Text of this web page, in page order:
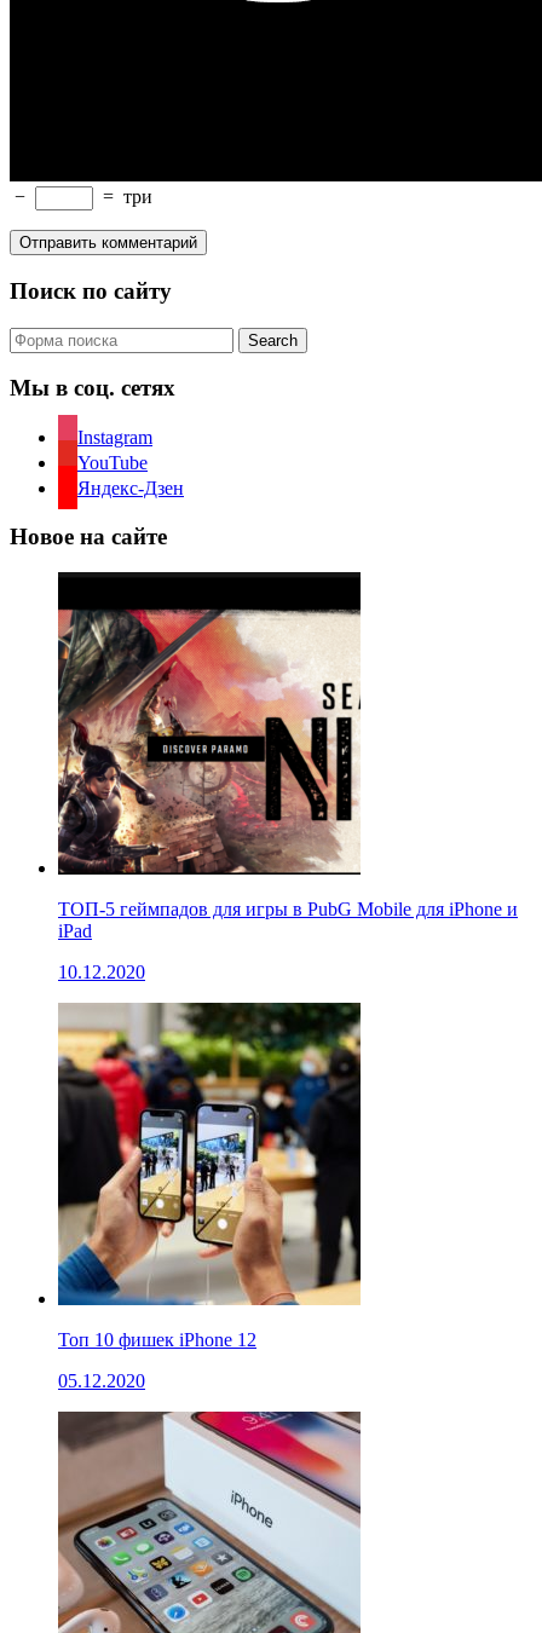
− = три
Поиск по сайту
Search
Мы в соц. сетях
Instagram
YouTube
Яндекс-Дзен
Новое на сайте
ТОП-5 геймпадов для игры в PubG Mobile для iPhone и
iPad
10.12.2020
Топ 10 фишек iPhone 12
05.12.2020